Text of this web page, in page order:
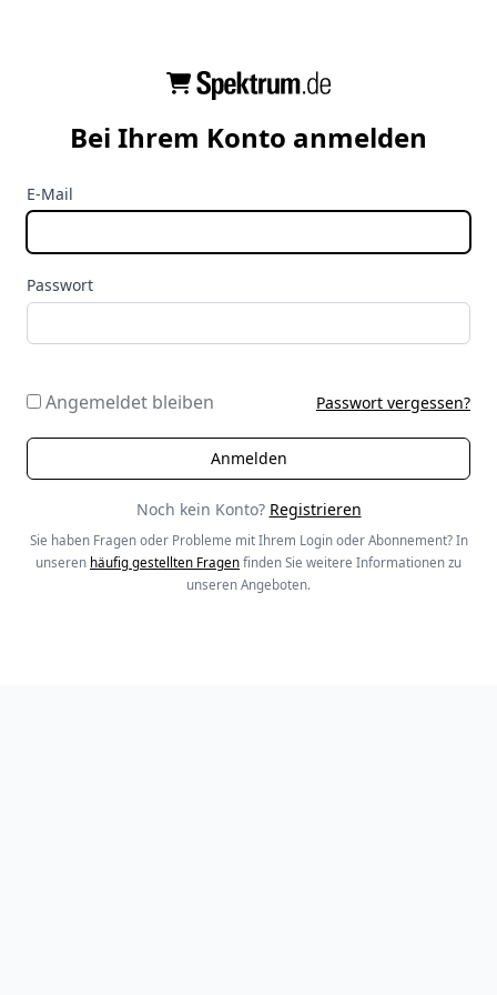
Bei Ihrem Konto anmelden
E-Mail
Passwort
Angemeldet bleiben Passwort vergessen?
Noch kein Konto? Registrieren
Sie haben Fragen oder Probleme mit Ihrem Login oder Abonnement? In
unseren häufig gestellten Fragen finden Sie weitere Informationen zu
unseren Angeboten.